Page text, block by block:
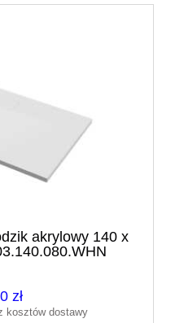
akrylowy 140 x
zł
kosztów dostawy